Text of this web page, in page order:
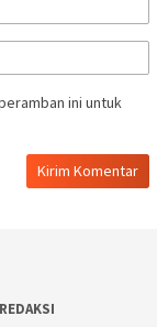
ini untuk
REDAKSI